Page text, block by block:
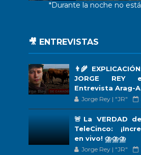
*Durante la noche no
🎥 ENTREVISTAS
JORGE REY
Entrevista Arag-
Jorge Rey | "JR"
🚨La VERDAD
TeleCinco:
en vivo! ⛈️⛈️⛈️
Jorge Rey | "JR"